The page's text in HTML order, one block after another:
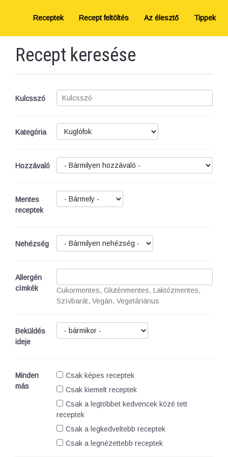
Receptek Recept feltöltés Az élesztő Tippek
Recept keresése
Kulcsszó
Kategória
Hozzávaló
Mentes
receptek
Nehézség
Allergén
címkék
Cukormentes, Gluténmentes, Laktózmentes,
Szívbarát, Vegán, Vegetáriánus
Beküldés
ideje
Minden
más
Csak képes receptek
Csak kiemelt receptek
Csak a legtöbbet kedvencek közé tett
receptek
Csak a legkedveltebb receptek
Csak a legnézettebb receptek